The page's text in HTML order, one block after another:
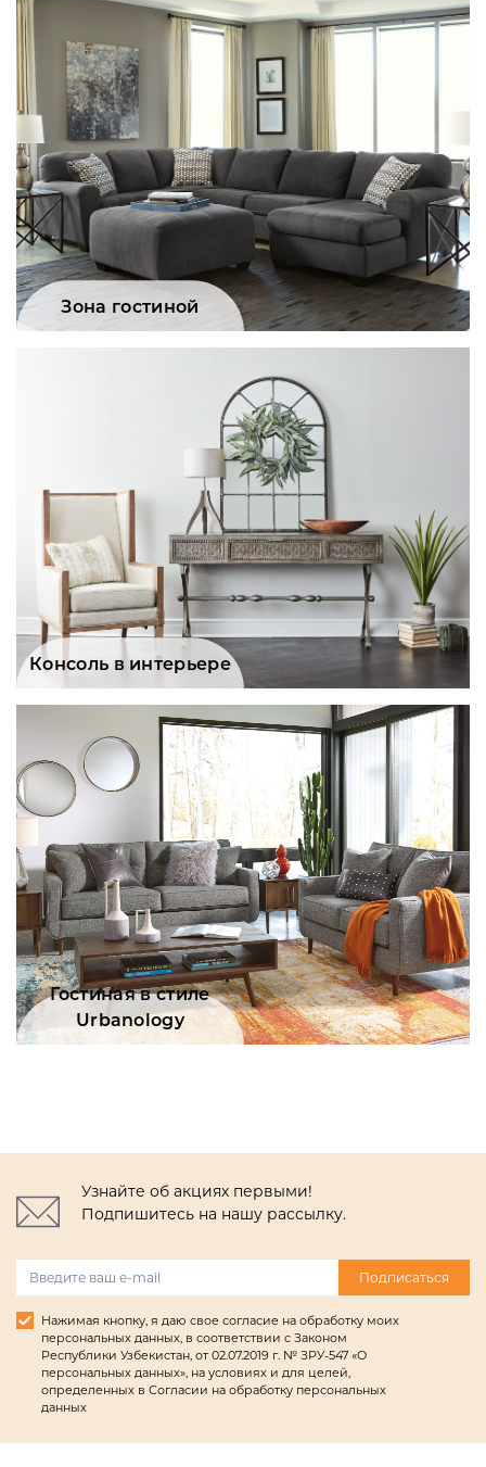
Зона гостиной
Консоль в интерьере
Гостиная в стиле
Urbanology
Узнайте об акциях первыми!
Подпишитесь на нашу рассылку.
Подписаться
Нажимая кнопку, я даю свое согласие на обработку моих
персональных данных, в соответствии с Законом
Республики Узбекистан, от 02.07.2019 г. № ЗРУ-547 «О
персональных данных», на условиях и для целей,
определенных в Согласии на обработку персональных
данных